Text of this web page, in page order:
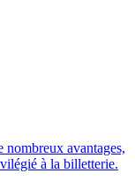
nombreux avantages,
à la billetterie.